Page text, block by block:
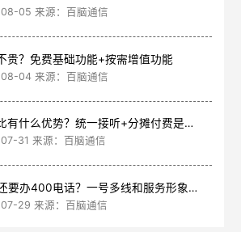
05 来源：百脑通信
贵？免费基础功能+按需增值功能
04 来源：百脑通信
400电话和座机比有什么优势？统一接听+分摊付费是核心
31 来源：百脑通信
有了座机为什么还要办400电话？一号多线和服务形象是核心
29 来源：百脑通信